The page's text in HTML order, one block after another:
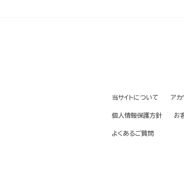
当サイトについて アカ
個人情報保護方針 お
よくあるご質問